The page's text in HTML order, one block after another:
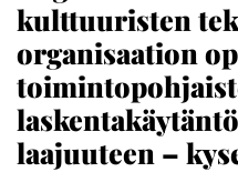
kulttuuristen
organisaation
laajuuteen –